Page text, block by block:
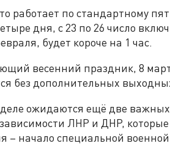
работает по стандартному
дня, с 23 по 26 число
будет короче на 1 час.
весенний праздник, 8
без дополнительных
ожидаются ещё две
ЛНР и ДНР,
– начало специальной